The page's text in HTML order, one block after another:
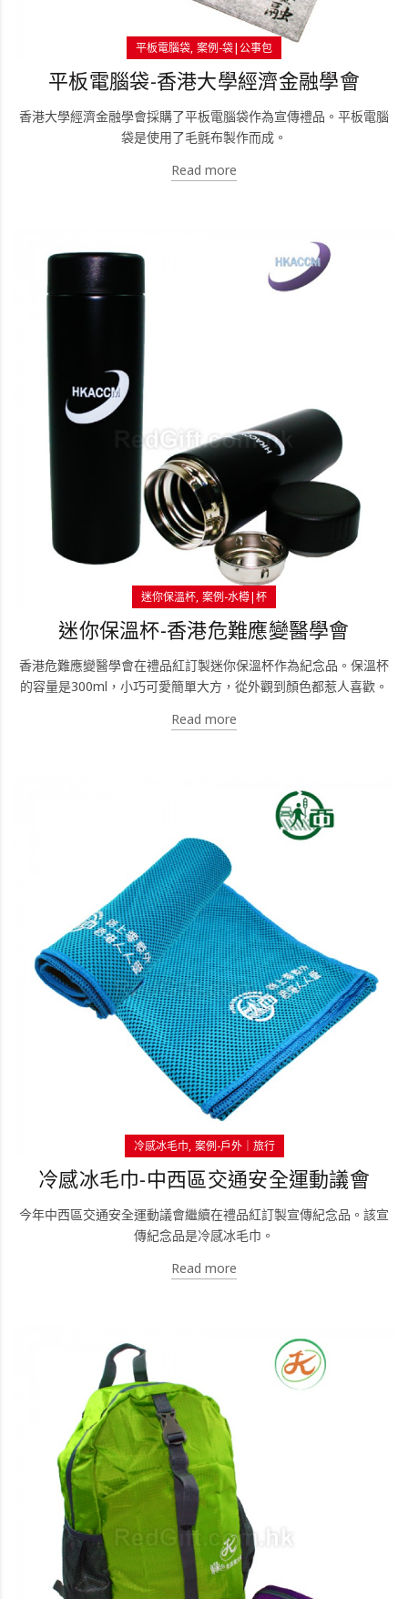
平板電腦袋 案例-袋|公事包
平板電腦袋-香港大學經濟金融學會
香港大學經濟金融學會採購了平板電腦袋作為宣傳禮品。平板電腦
袋是使用了毛氈布製作而成。
Read more
迷你保溫杯 案例-水樽|杯
迷你保溫杯-香港危難應變醫學會
香港危難應變醫學會在禮品紅訂製迷你保溫杯作為紀念品。保溫杯
的容量是300ml，小巧可愛簡單大方，從外觀到顏色都惹人喜歡。
Read more
冷感冰毛巾 案例-戶外｜旅行
冷感冰毛巾-中西區交通安全運動議會
今年中西區交通安全運動議會繼續在禮品紅訂製宣傳紀念品。該宣
傳紀念品是冷感冰毛巾。
Read more